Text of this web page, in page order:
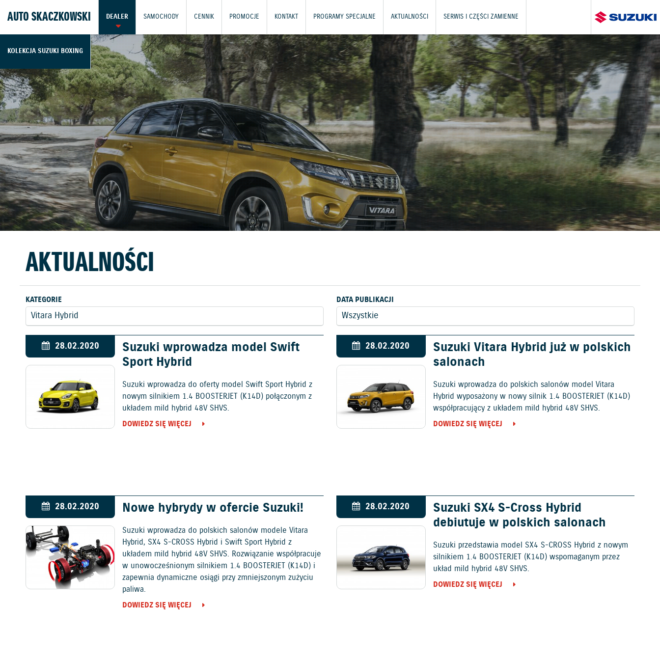
AUTO SKACZKOWSKI DEALER SAMOCHODY CENNIK PROMOCJE KONTAKT PROGRAMY SPECJALNE AKTUALNOŚCI SERWIS I CZĘŚCI ZAMIENNE
KOLEKCJA SUZUKI BOXING
AKTUALNOŚCI
KATEGORIE DATA PUBLIKACJI
28.02.2020
Suzuki wprowadza model Swift
Sport Hybrid
Suzuki wprowadza do oferty model Swift Sport Hybrid z
nowym silnikiem 1.4 BOOSTERJET (K14D) połączonym z
układem mild hybrid 48V SHVS.
DOWIEDZ SIĘ WIĘCEJ
28.02.2020
Suzuki Vitara Hybrid już w polskich
salonach
Suzuki wprowadza do polskich salonów model Vitara
Hybrid wyposażony w nowy silnik 1.4 BOOSTERJET (K14D)
współpracujący z układem mild hybrid 48V SHVS.
DOWIEDZ SIĘ WIĘCEJ
28.02.2020 Nowe hybrydy w ofercie Suzuki!
Suzuki wprowadza do polskich salonów modele Vitara
Hybrid, SX4 S-CROSS Hybrid i Swift Sport Hybrid z
układem mild hybrid 48V SHVS. Rozwiązanie współpracuje
w unowocześnionym silnikiem 1.4 BOOSTERJET (K14D) i
zapewnia dynamiczne osiągi przy zmniejszonym zużyciu
paliwa.
DOWIEDZ SIĘ WIĘCEJ
28.02.2020
Suzuki SX4 S-Cross Hybrid
debiutuje w polskich salonach
Suzuki przedstawia model SX4 S-CROSS Hybrid z nowym
silnikiem 1.4 BOOSTERJET (K14D) wspomaganym przez
układ mild hybrid 48V SHVS.
DOWIEDZ SIĘ WIĘCEJ